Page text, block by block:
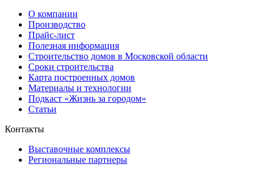
О компании
Производство
Прайс-лист
Полезная информация
Строительство домов в Московской области
Сроки строительства
Карта построенных домов
Материалы и технологии
Подкаст «Жизнь за городом»
Статьи
Контакты
Выставочные комплексы
Региональные партнеры